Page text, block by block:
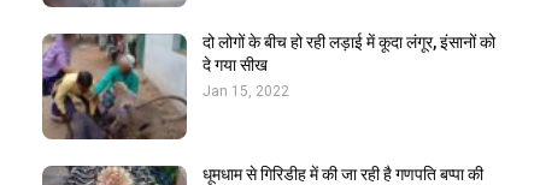
दो लोगों के बीच हो रही लड़ाई में कूदा लंगूर, इंसानों को
दे गया सीख
Jan 15, 2022
धूमधाम से गिरिडीह में की जा रही है गणपति बप्पा की